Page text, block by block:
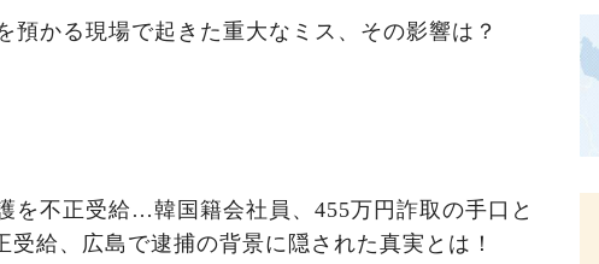
預かる現場で起きた重大なミス、その影響は？
を不正受給…韓国籍会社員、455万円詐取の手口と
受給、広島で逮捕の背景に隠された真実とは！